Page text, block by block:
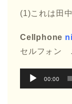
(1)これは田
Cellphone ni
セルフォン
声
00:00